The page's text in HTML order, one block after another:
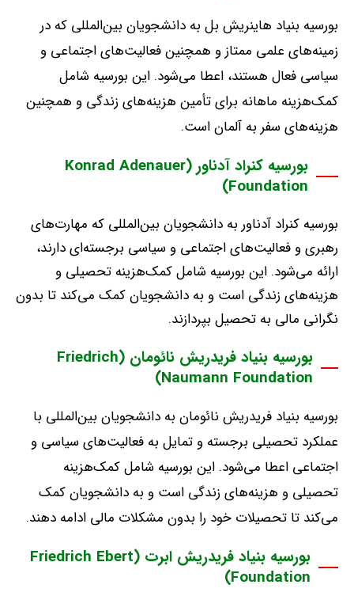
بورسیه بنیاد هاینریش بل به دانشجویان بین‌المللی که در
زمینه‌های علمی ممتاز و همچنین فعالیت‌های اجتماعی و
سیاسی فعال هستند، اعطا می‌شود. این بورسیه شامل
کمک‌هزینه ماهانه برای تأمین هزینه‌های زندگی و همچنین
هزینه‌های سفر به آلمان است.
بورسیه کنراد آدناور (Konrad Adenauer
Foundation)
بورسیه کنراد آدناور به دانشجویان بین‌المللی که مهارت‌های
رهبری و فعالیت‌های اجتماعی و سیاسی برجسته‌ای دارند،
ارائه می‌شود. این بورسیه شامل کمک‌هزینه تحصیلی و
هزینه‌های زندگی است و به دانشجویان کمک می‌کند تا بدون
نگرانی مالی به تحصیل بپردازند.
بورسیه بنیاد فریدریش نائومان (Friedrich
Naumann Foundation)
بورسیه بنیاد فریدریش نائومان به دانشجویان بین‌المللی با
عملکرد تحصیلی برجسته و تمایل به فعالیت‌های سیاسی و
اجتماعی اعطا می‌شود. این بورسیه شامل کمک‌هزینه
تحصیلی و هزینه‌های زندگی است و به دانشجویان کمک
می‌کند تا تحصیلات خود را بدون مشکلات مالی ادامه دهند.
بورسیه بنیاد فریدریش ابرت (Friedrich Ebert
Foundation)